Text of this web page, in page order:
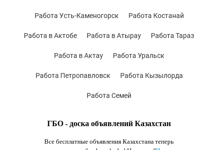
ГБО - доска объявлений Казахстан
Все бесплатные объявления Казахстана теперь
Работа Усть-Каменогорск Работа Костанай
Работа в Актобе Работа в Атырау Работа Тараз
Работа в Актау Работа Уральск
Работа Петропавловск Работа Кызылорда
Работа Семей